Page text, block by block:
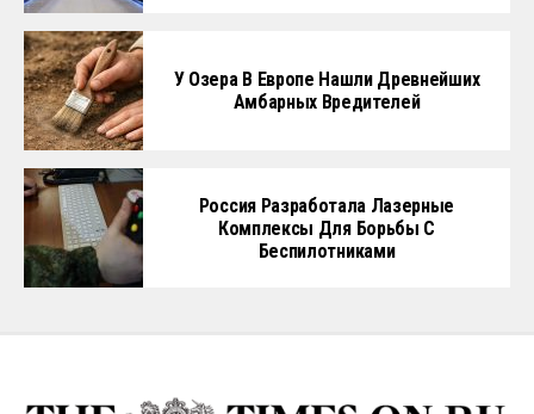
У Озера В Европе Нашли Древнейших
Амбарных Вредителей
Россия Разработала Лазерные
Комплексы Для Борьбы С
Беспилотниками